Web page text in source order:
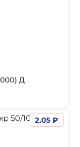
Д
2.05 ₽